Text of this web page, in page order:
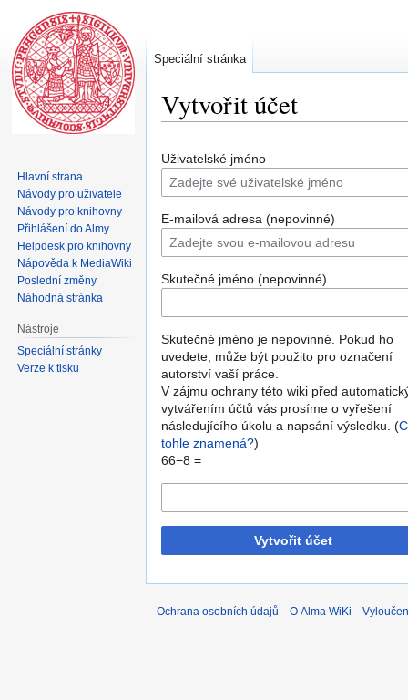
Vytvořit účet
na
navigaci
na
vyhledávání
Uživatelské jméno
E-mailová adresa (nepovinné)
Skutečné jméno (nepovinné)
Skutečné jméno je nepovinné. Pokud ho
uvedete, může být použito pro označení
autorství vaší práce.
V zájmu ochrany této wiki před
vytvářením účtů vás prosíme o vyřešení
následujícího úkolu a napsání výsledku. (
tohle znamená?)
66−8 =
Vytvořit účet
Speciální stránka
Hlavní strana
Návody pro uživatele
Návody pro knihovny
Přihlášení do Almy
Helpdesk pro knihovny
Nápověda k MediaWiki
Poslední změny
Náhodná stránka
Nástroje
Speciální stránky
Verze k tisku
Ochrana osobních údajů O Alma WiKi